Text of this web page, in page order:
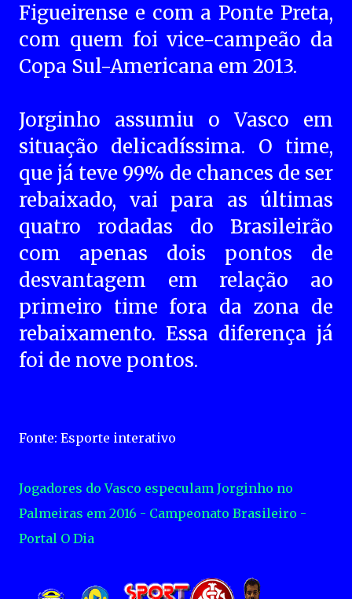
Figueirense e com a Ponte Preta,
com quem foi vice-campeão da
Copa Sul-Americana em 2013.
Jorginho assumiu o Vasco em
situação delicadíssima. O time,
que já teve 99% de chances de ser
rebaixado, vai para as últimas
quatro rodadas do Brasileirão
com apenas dois pontos de
desvantagem em relação ao
primeiro time fora da zona de
rebaixamento. Essa diferença já
foi de nove pontos.
Fonte: Esporte interativo
Jogadores do Vasco especulam Jorginho no
Palmeiras em 2016 - Campeonato Brasileiro -
Portal O Dia